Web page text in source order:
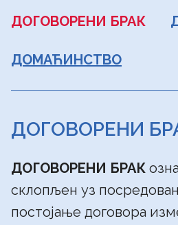
ДОГОВОРЕНИ БРАК
ДОМАЋИНСТВО
ДОГОВОРЕНИ
ДОГОВОРЕНИ БРАК
склопљен уз
постојање договора